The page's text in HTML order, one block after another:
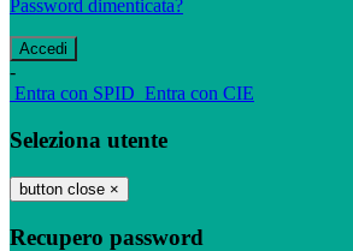
Password dimenticata?
-
Entra con SPID Entra con CIE
Seleziona utente
button close ×
Recupero password